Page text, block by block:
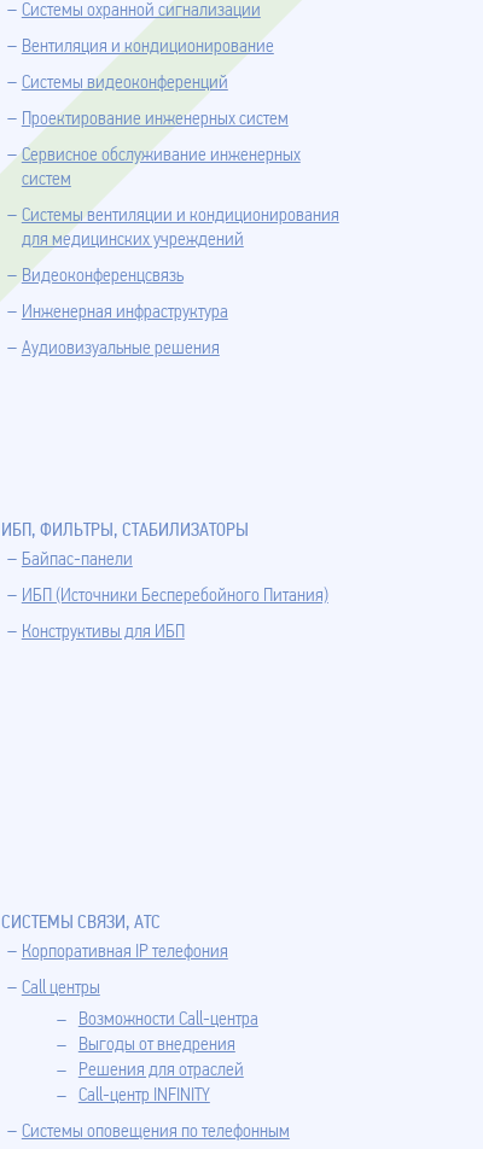
Системы охранной сигнализации
Вентиляция и кондиционирование
Системы видеоконференций
Проектирование инженерных систем
Сервисное обслуживание инженерных
систем
Системы вентиляции и кондиционирования
для медицинских учреждений
Видеоконференцсвязь
Инженерная инфраструктура
Аудиовизуальные решения
ИБП, ФИЛЬТРЫ, СТАБИЛИЗАТОРЫ
Байпас-панели
ИБП (Источники Бесперебойного Питания)
Конструктивы для ИБП
СИСТЕМЫ СВЯЗИ, АТС
Корпоративная IP телефония
Call центры
Возможности Call-центра
Выгоды от внедрения
Решения для отраслей
Call-центр INFINITY
Системы оповещения по телефонным